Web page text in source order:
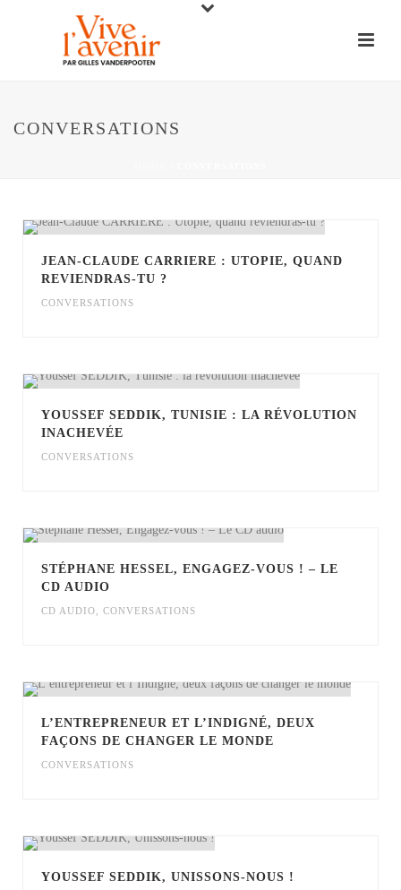
CONVERSATIONS
JEAN-CLAUDE CARRIERE : UTOPIE, QUAND
REVIENDRAS-TU ?
CONVERSATIONS
YOUSSEF SEDDIK, TUNISIE : LA RÉVOLUTION
INACHEVÉE
CONVERSATIONS
STÉPHANE HESSEL, ENGAGEZ-VOUS ! – LE
CD AUDIO
CD AUDIO CONVERSATIONS
L’ENTREPRENEUR ET L’INDIGNÉ, DEUX
FAÇONS DE CHANGER LE MONDE
CONVERSATIONS
YOUSSEF SEDDIK, UNISSONS-NOUS !